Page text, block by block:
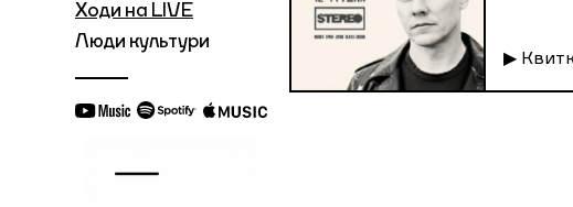
Ходи на LIVE
Люди культури
▶